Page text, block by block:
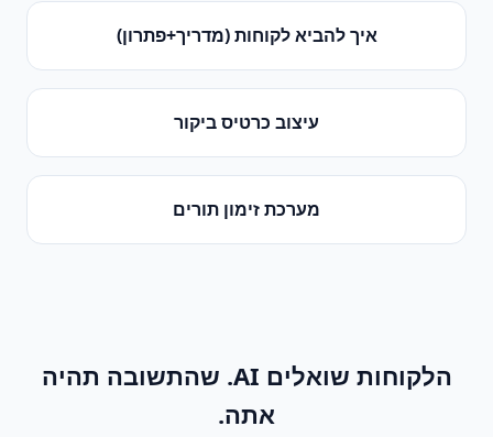
איך להביא לקוחות (מדריך+פתרון)
עיצוב כרטיס ביקור
מערכת זימון תורים
הלקוחות שואלים AI. שהתשובה תהיה
אתה.